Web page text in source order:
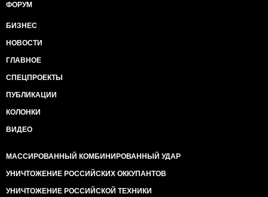
ФОРУМ
БИЗНЕС
НОВОСТИ
ГЛАВНОЕ
СПЕЦПРОЕКТЫ
ПУБЛИКАЦИИ
КОЛОНКИ
ВИДЕО
МАССИРОВАННЫЙ КОМБИНИРОВАННЫЙ УДАР
УНИЧТОЖЕНИЕ РОССИЙСКИХ ОККУПАНТОВ
УНИЧТОЖЕНИЕ РОССИЙСКОЙ ТЕХНИКИ